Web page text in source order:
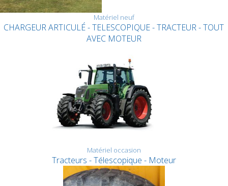
Matériel neuf
CHARGEUR ARTICULÉ - TELESCOPIQUE - TRACTEUR - TOUT
AVEC MOTEUR
Matériel occasion
Tracteurs - Télescopique - Moteur